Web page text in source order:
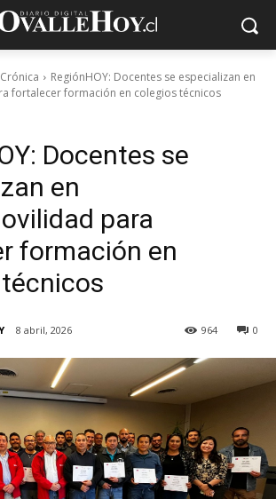
Crónica
RegiónHOY: Docentes se especializan en
fortalecer formación en colegios técnicos
Docentes se
en
para
formación en
8 abril, 2026 0
964